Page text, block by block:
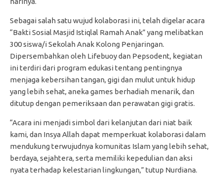
Sebagai salah satu wujud kolaborasi ini, telah digelar acara
“Bakti Sosial Masjid Istiqlal Ramah Anak” yang melibatkan
300 siswa/i Sekolah Anak Kolong Penjaringan.
Dipersembahkan oleh Lifebuoy dan Pepsodent, kegiatan
ini terdiri dari program edukasi tentang pentingnya
menjaga kebersihan tangan, gigi dan mulut untuk hidup
yang lebih sehat, aneka games berhadiah menarik, dan
ditutup dengan pemeriksaan dan perawatan gigi gratis.
“Acara ini menjadi simbol dari kelanjutan dari niat baik
kami, dan Insya Allah dapat memperkuat kolaborasi dalam
mendukung terwujudnya komunitas Islam yang lebih sehat,
berdaya, sejahtera, serta memiliki kepedulian dan aksi
nyata terhadap kelestarian lingkungan,” tutup Nurdiana.